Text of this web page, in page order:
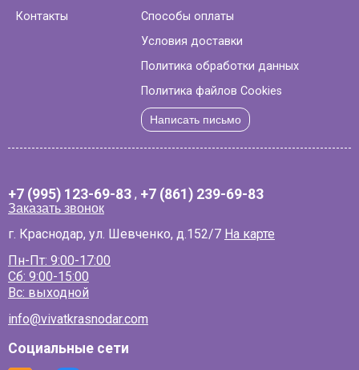
Контакты
Способы оплаты
Условия доставки
Политика обработки данных
Политика файлов Cookies
Написать письмо
+7 (995) 123-69-83 , +7 (861) 239-69-83
Заказать звонок
г. Краснодар, ул. Шевченко, д.152/7 На карте
Пн-Пт: 9:00-17:00
Сб: 9:00-15:00
Вс: выходной
info@vivatkrasnodar.com
Социальные сети